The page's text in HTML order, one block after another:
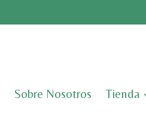
Sobre Nosotros Tienda